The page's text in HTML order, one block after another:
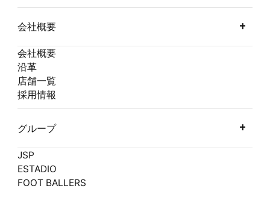
会社概要
会社概要
沿革
店舗一覧
採用情報
グループ
JSP
ESTADIO
FOOT BALLERS